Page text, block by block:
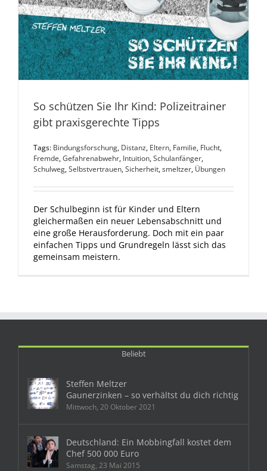
So schützen Sie Ihr Kind: Polizeitrainer
gibt praxisgerechte Tipps
Tags: Bindungsforschung, Distanz, Eltern, Familie, Flucht,
Fremde,Gefahrenabwehr, Intuition,Schulanfänger,
Schulweg,Selbstvertrauen,Sicherheit,smeltzer, Übungen
Der Schulbeginn ist für Kinder und Eltern
gleichermaßen ein neuer Lebensabschnitt und
eine große Herausforderung. Doch mit ein paar
einfachen Tipps und Grundregeln lässt sich das
gemeinsam meistern.
Beliebt
Steffen Meltzer
Gaunerzinken – so verhältst du dich richtig
Mittwoch, 20 Oktober 2021
Deutschland: Ein Mobbingfall kostet dem
Chef 500 000 Euro
Samstag, 23 Mai 2015